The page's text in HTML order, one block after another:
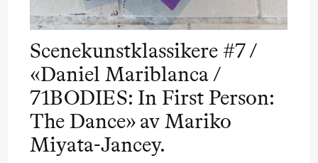
Scenekunstklassikere #7 /
«Daniel Mariblanca /
71BODIES: In First Person:
The Dance» av Mariko
Miyata-Jancey.